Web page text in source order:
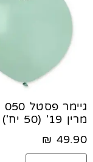
מרין 19' (50 יח')
49.90
₪